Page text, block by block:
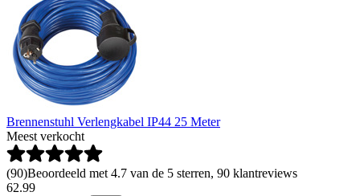
Brennenstuhl Verlengkabel IP44 25 Meter
Meest verkocht
(90)Beoordeeld met 4.7 van de 5 sterren, 90 klantreviews
62.99